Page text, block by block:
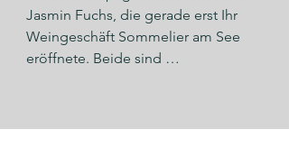
Champagner erzählen. Woher
kommen die Perlen? Wie
funktioniert die Herstellung? Was ist
Winzerladen in Neufahrn bei
Jasmin Fuchs, die gerade erst Ihr
Weingeschäft Sommelier am See
eröffnete. Beide sind